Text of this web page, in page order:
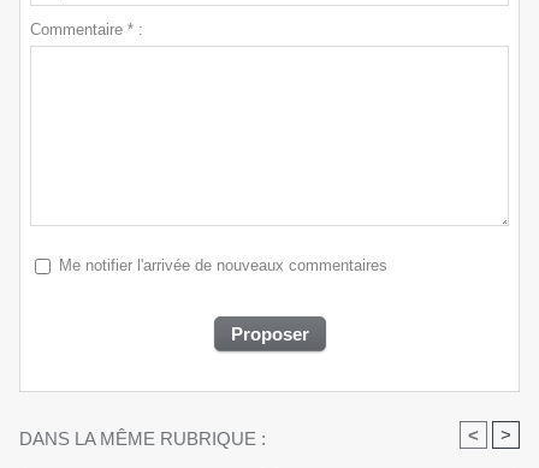
Commentaire * :
Me notifier l'arrivée de nouveaux commentaires
DANS LA MÊME RUBRIQUE : < >